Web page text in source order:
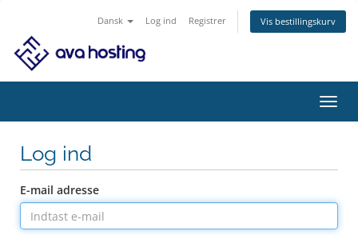
Dansk Log ind Registrer Vis bestillingskurv
Skift
Log ind
E-mail adresse